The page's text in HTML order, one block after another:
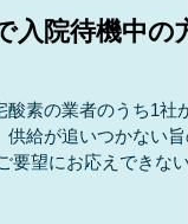
院待機中の方
素の業者のうち1社か